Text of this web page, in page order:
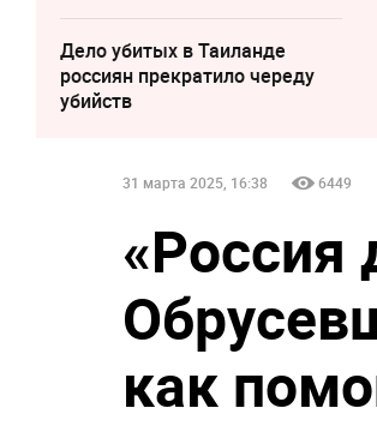
Дело убитых в Таиланде
россиян прекратило череду
убийств
31 марта 2025, 16:38 6449
«Россия
как